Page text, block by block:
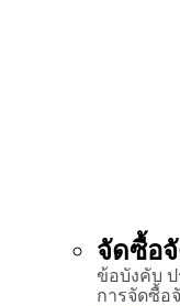
จัดซื้อ
ข้อบังคับ
การจัดซื้อ